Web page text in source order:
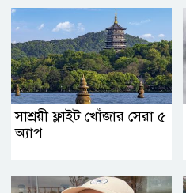
সাশ্রয়ী ফ্লাইট খোঁজার সেরা ৫
অ্যাপ